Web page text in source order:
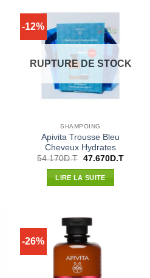
-12%
RUPTURE DE STOCK
SHAMPOING
Apivita Trousse Bleu
Cheveux Hydrates
54.170D.T Le
initial
était :
47.670D.TLe
LIRE LA SUITE
-26%